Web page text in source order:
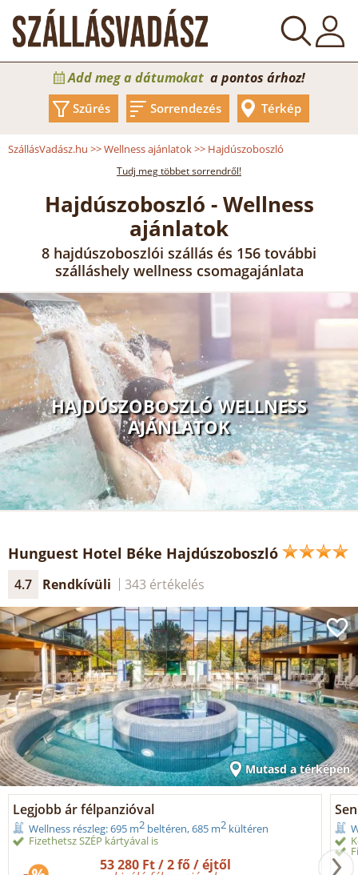
Add meg a dátumokat a pontos árhoz!
Szűrés Sorrendezés Térkép
SzállásVadász.hu >>Wellness ajánlatok>> Hajdúszoboszló
Tudj meg többet sorrendről!
Hajdúszoboszló - Wellness
ajánlatok
8 hajdúszoboszlói szállás és 156 további
szálláshely wellness csomagajánlata
HAJDÚSZOBOSZLÓ WELLNESS
AJÁNLATOK
Hunguest Hotel Béke Hajdúszoboszló
4.7 Rendkívüli 343 értékelés
Mutasd a térképen
Legjobb ár félpanzióval
Wellness részleg: 695 m2 beltéren, 685 m2 kültéren
Fizethetsz SZÉP kártyával is
53 280 Ft / 2 fő / éjtől